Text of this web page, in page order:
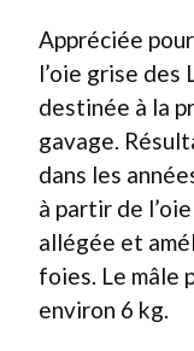
Appréciée
l’oie grise des
destinée à la
gavage.
dans les
à partir de
allégée et
foies. Le mâle
environ 6 kg.